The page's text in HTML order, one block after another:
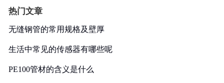
热门文章
无缝钢管的常用规格及壁厚
生活中常见的传感器有哪些呢
PE100管材的含义是什么